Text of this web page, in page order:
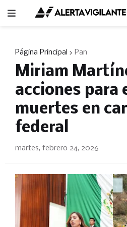
Página Principal Pan
Miriam
acciones para
muertes en
federal
martes, febrero 24, 2026